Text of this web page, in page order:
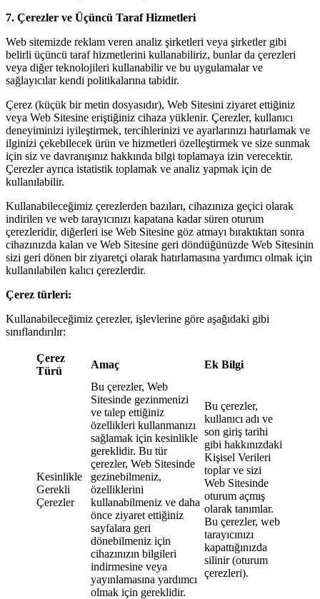
7. Çerezler ve Üçüncü Taraf Hizmetleri
Web sitemizde reklam veren analiz şirketleri veya şirketler gibi
belirli üçüncü taraf hizmetlerini kullanabiliriz, bunlar da çerezleri
veya diğer teknolojileri kullanabilir ve bu uygulamalar ve
sağlayıcılar kendi politikalarına tabidir.
Çerez (küçük bir metin dosyasıdır), Web Sitesini ziyaret ettiğiniz
veya Web Sitesine eriştiğiniz cihaza yüklenir. Çerezler, kullanıcı
deneyiminizi iyileştirmek, tercihlerinizi ve ayarlarınızı hatırlamak ve
ilginizi çekebilecek ürün ve hizmetleri özelleştirmek ve size sunmak
için siz ve davranışınız hakkında bilgi toplamaya izin verecektir.
Çerezler ayrıca istatistik toplamak ve analiz yapmak için de
kullanılabilir.
Kullanabileceğimiz çerezlerden bazıları, cihazınıza geçici olarak
indirilen ve web tarayıcınızı kapatana kadar süren oturum
çerezleridir, diğerleri ise Web Sitesine göz atmayı bıraktıktan sonra
cihazınızda kalan ve Web Sitesine geri döndüğünüzde Web Sitesinin
sizi geri dönen bir ziyaretçi olarak hatırlamasına yardımcı olmak için
kullanılabilen kalıcı çerezlerdir.
Çerez türleri:
Kullanabileceğimiz çerezler, işlevlerine göre aşağıdaki gibi
sınıflandırılır:
Çerez
Türü
Amaç Ek Bilgi
Kesinlikle
Gerekli
Çerezler
Bu çerezler, Web
Sitesinde gezinmenizi
ve talep ettiğiniz
özellikleri kullanmanızı
sağlamak için kesinlikle
gereklidir. Bu tür
çerezler, Web Sitesinde
gezinebilmeniz,
özelliklerini
kullanabilmeniz ve daha
önce ziyaret ettiğiniz
sayfalara geri
dönebilmeniz için
cihazınızın bilgileri
indirmesine veya
yayınlamasına yardımcı
olmak için gereklidir.
Bu çerezler,
kullanıcı adı ve
son giriş tarihi
gibi hakkınızdaki
Kişisel Verileri
toplar ve sizi
Web Sitesinde
oturum açmış
olarak tanımlar.
Bu çerezler, web
tarayıcınızı
kapattığınızda
silinir (oturum
çerezleri).